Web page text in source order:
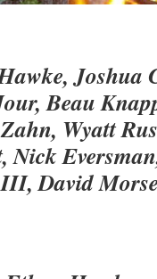
Joshua
Beau
Wyatt
Nick
David